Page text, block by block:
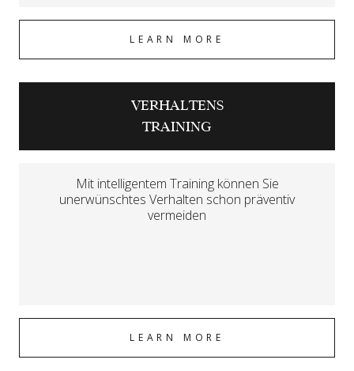
LEARN MORE
VERHALTENS
TRAINING
Mit intelligentem Training können Sie
unerwünschtes Verhalten schon präventiv
vermeiden
LEARN MORE